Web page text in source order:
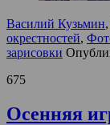
Василий Кузьмин,
окрестностей,
зарисовки
675
Осенняя